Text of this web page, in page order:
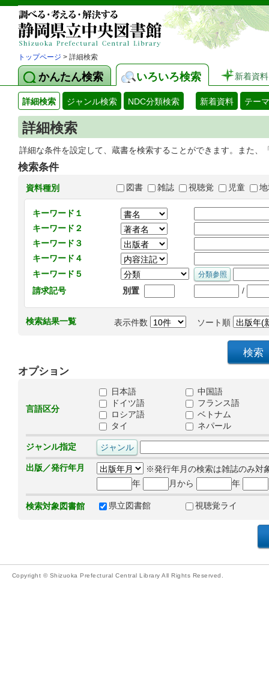
トップページ > 詳細検索
かんたん検索 いろいろ検索 新着資料
詳細検索 ジャンル検索 NDC分類検索 新着資料 テー
詳細検索
詳細な条件を設定して、蔵書を検索することができます。また
検索条件
資料種別 図書 雑誌 視聴覚 児童
キーワード１
キーワード２
キーワード３
キーワード４
キーワード５
請求記号
別置 /
検索結果一覧 表示件数 ソート順
オプション
言語区分
日本語
中国語
ドイツ語
フランス語
ロシア語
ベトナム
タイ
ネパール
ジャンル指定
出版／発行年月
※発行年月の検索は雑誌のみ対
年
月から 年
検索対象図書館 県立図書館 視聴覚ライ
Copyright © Shizuoka Prefectural Central Library All Rights Reserved.